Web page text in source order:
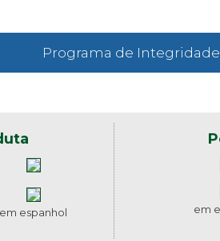
Programa de Integridade
em espanhol em